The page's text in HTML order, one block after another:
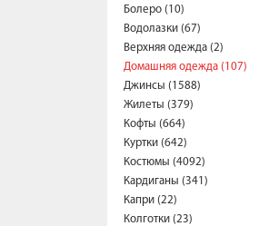
Болеро (10)
Водолазки (67)
Верхняя одежда (2)
Домашняя одежда (107)
Джинсы (1588)
Жилеты (379)
Кофты (664)
Куртки (642)
Костюмы (4092)
Кардиганы (341)
Капри (22)
Колготки (23)